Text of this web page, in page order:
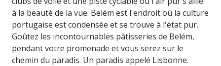
à la beauté de la vue. Belém est l'endroit où la culture
portugaise est condensée et se trouve à l'état pur.
Goûtez les incontournables pâtisseries de Belém,
pendant votre promenade et vous serez sur le
chemin du paradis. Un paradis appelé Lisbonne.